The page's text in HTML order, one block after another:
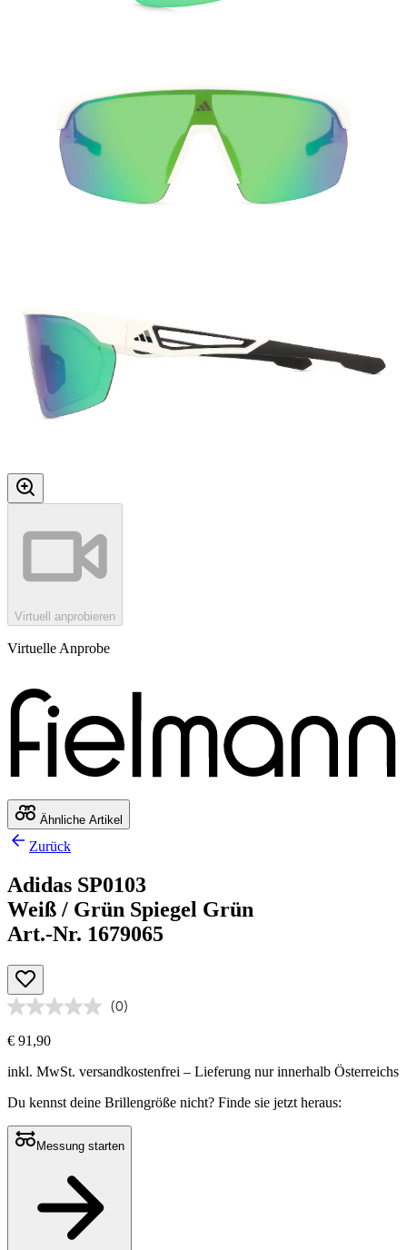
Virtuell anprobieren
Virtuelle Anprobe
Ähnliche Artikel
Zurück
Adidas SP0103
Weiß / Grün Spiegel Grün
Art.-Nr. 1679065
(0)
€ 91,90
inkl. MwSt. versandkostenfrei – Lieferung nur innerhalb Österreichs
Du kennst deine Brillengröße nicht? Finde sie jetzt heraus:
Messung starten